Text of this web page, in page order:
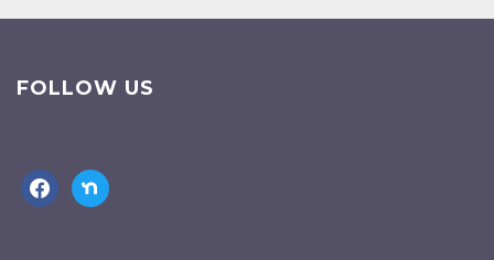
FOLLOW US
facebooknextdoor